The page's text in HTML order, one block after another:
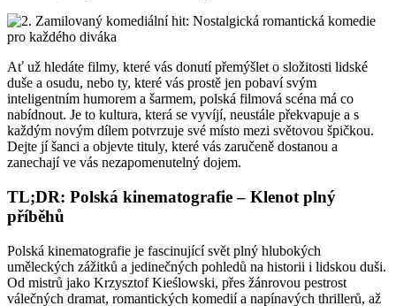
Ať už hledáte filmy, které vás donutí přemýšlet o složitosti lidské
duše a osudu, nebo ty, které vás prostě jen pobaví svým
inteligentním humorem a šarmem, polská filmová scéna má co
nabídnout. Je to kultura, která se vyvíjí, neustále překvapuje a s
každým novým dílem potvrzuje své místo mezi světovou špičkou.
Dejte jí šanci a objevte tituly, které vás zaručeně dostanou a
zanechají ve vás nezapomenutelný dojem.
TL;DR: Polská kinematografie – Klenot plný
příběhů
Polská kinematografie je fascinující svět plný hlubokých
uměleckých zážitků a jedinečných pohledů na historii i lidskou duši.
Od mistrů jako Krzysztof Kieślowski, přes žánrovou pestrost
válečných dramat, romantických komedií a napínavých thrillerů, až